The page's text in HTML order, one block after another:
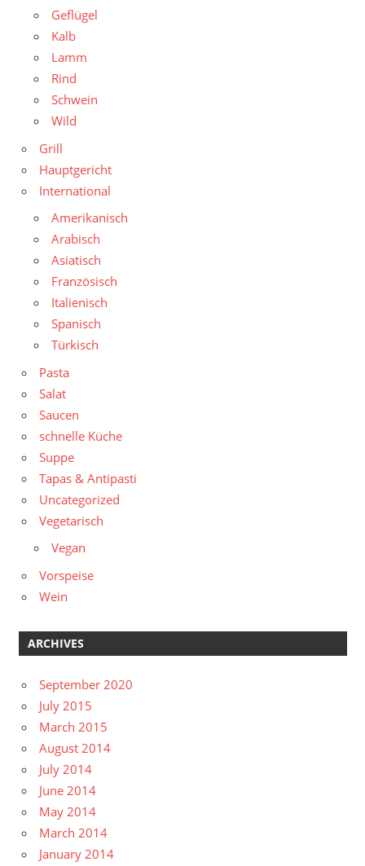
Geflügel
Kalb
Lamm
Rind
Schwein
Wild
Grill
Hauptgericht
International
Amerikanisch
Arabisch
Asiatisch
Französisch
Italienisch
Spanisch
Türkisch
Pasta
Salat
Saucen
schnelle Küche
Suppe
Tapas & Antipasti
Uncategorized
Vegetarisch
Vegan
Vorspeise
Wein
ARCHIVES
September 2020
July 2015
March 2015
August 2014
July 2014
June 2014
May 2014
March 2014
January 2014